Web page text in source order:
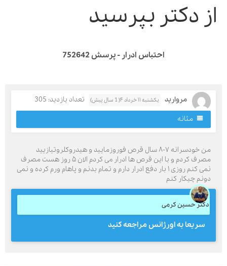
دکتر بپرسید
احتباس ادرار - پرسش 752642
مروارید یکشنبه ۱۱ خرداد ۴( 1 سال پیش)
تعداد بازدید: 305
مثانه
من خودسرانه ۷-۸ سال قرص فوروزمایید و هیدروکلروتیازیید
مصرف کردم و با این قرص ها ادرار می کردم الان ۵ روز هست مصرف
نمی کنم روزی ۱ بار دفع ادرار دارم و تمام بدنم و پاهام ورم کرده و نمی
چیکار کنم
دکتر حسین کرمی
سریعا به اورژانس مراجعه کنید